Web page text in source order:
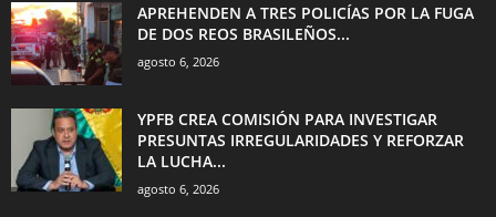
APREHENDEN A TRES POLICÍAS POR LA FUGA
DE DOS REOS BRASILEÑOS...
agosto 6, 2026
YPFB CREA COMISIÓN PARA INVESTIGAR
PRESUNTAS IRREGULARIDADES Y REFORZAR
LA LUCHA...
agosto 6, 2026